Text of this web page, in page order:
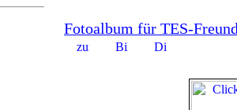
Fotoalbum für TES-